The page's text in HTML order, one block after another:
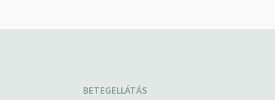
BETEGELLÁTÁS